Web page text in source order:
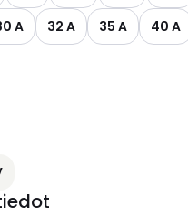
A 32 A 35 A
40 A
olevat vaihtoehdot